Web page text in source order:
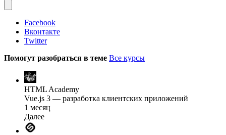
Facebook
Вконтакте
Twitter
Помогут разобраться в теме Все курсы
HTML Academy
Vue.js 3 — разработка клиентских приложений
1 месяц
Далее